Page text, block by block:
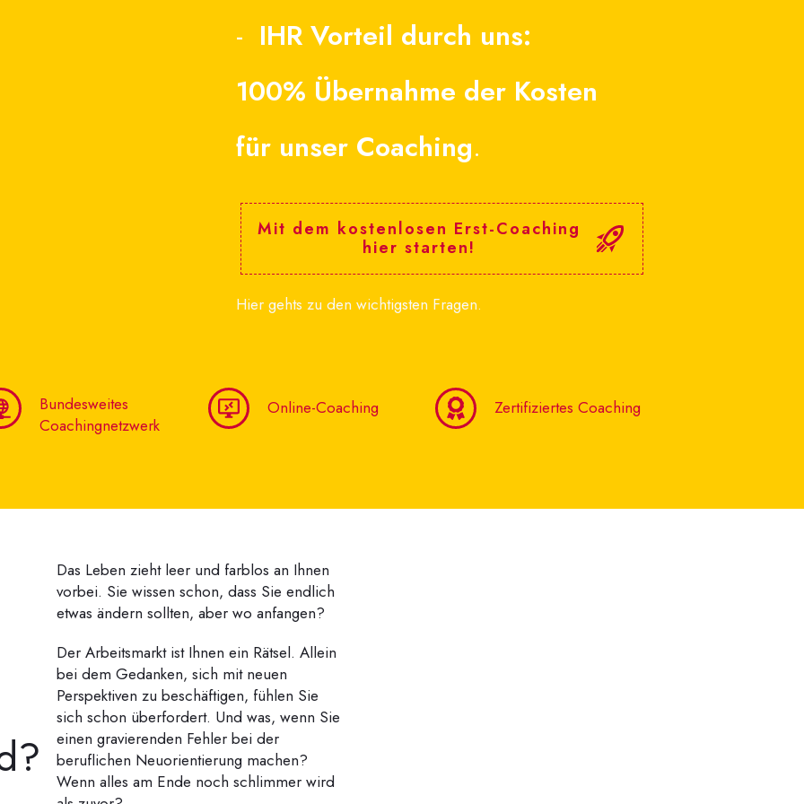
- IHR Vorteil durch uns:
100% Übernahme der Kosten
für unser Coaching.
Mit dem kostenlosen Erst-Coaching
hier starten!
Hier gehts zu den wichtigsten Fragen.
Bundesweites
Coachingnetzwerk
Online-Coaching Zertifiziertes Coaching
Das Leben zieht leer und farblos an Ihnen
vorbei. Sie wissen schon, dass Sie endlich
etwas ändern sollten, aber wo anfangen?
Der Arbeitsmarkt ist Ihnen ein Rätsel. Allein
bei dem Gedanken, sich mit neuen
Perspektiven zu beschäftigen, fühlen Sie
sich schon überfordert. Und was, wenn Sie
einen gravierenden Fehler bei der
beruflichen Neuorientierung machen?
Wenn alles am Ende noch schlimmer wird